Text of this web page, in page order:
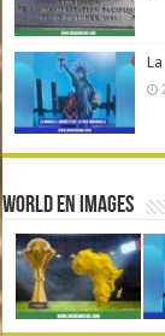
World en Images